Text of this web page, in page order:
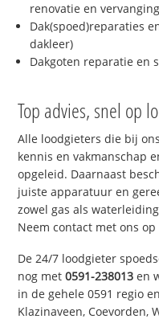
renovatie en vervanging
Dak(spoed)reparaties
dakleer)
Dakgoten reparatie en
Top advies, snel op
Alle loodgieters die bij
kennis en vakmanschap
opgeleid. Daarnaast
juiste apparatuur en
zowel gas als
Neem contact met ons
De 24/7 loodgieter
nog met0591-238013 en
in de gehele 0591 regio
Klazinaveen, Coevorden,